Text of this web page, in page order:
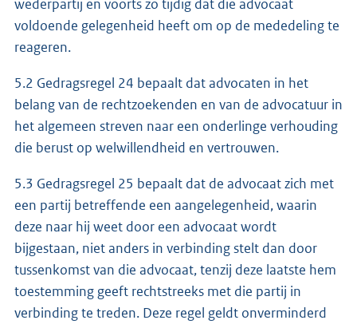
wederpartij en voorts zo tijdig dat die advocaat
voldoende gelegenheid heeft om op de mededeling te
reageren.
5.2 Gedragsregel 24 bepaalt dat advocaten in het
belang van de rechtzoekenden en van de advocatuur in
het algemeen streven naar een onderlinge verhouding
die berust op welwillendheid en vertrouwen.
5.3 Gedragsregel 25 bepaalt dat de advocaat zich met
een partij betreffende een aangelegenheid, waarin
deze naar hij weet door een advocaat wordt
bijgestaan, niet anders in verbinding stelt dan door
tussenkomst van die advocaat, tenzij deze laatste hem
toestemming geeft rechtstreeks met die partij in
verbinding te treden. Deze regel geldt onverminderd